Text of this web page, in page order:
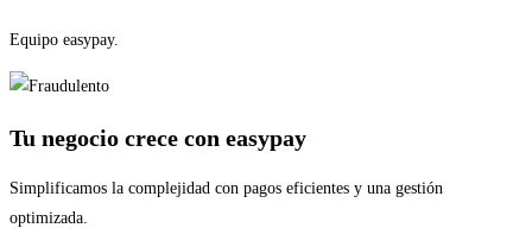
Equipo easypay.
Tu negocio crece con easypay
Simplificamos la complejidad con pagos eficientes y una gestión
optimizada.